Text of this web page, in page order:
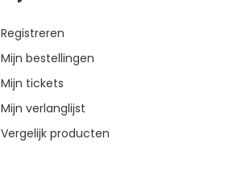
Registreren
Mijn bestellingen
Mijn tickets
Mijn verlanglijst
Vergelijk producten